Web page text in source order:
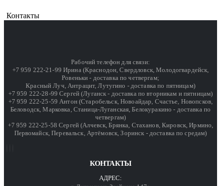
Контакты
Рабочий телефон для связи:
+7 959 222-21-99 Ирина (Краснодон, Свердловск, Молодогвардейск,
Ровеньки - доставка по четвергам;
Красный Луч, Антрацит, Лутугино - доставка по пятницам)
+7 959 222-28-99 Сергей (Луганск - доставка по вторникам и пятницам)
+7 959 222-25-59 Антон (Старобельск, Новоайдар, Счастье, Новопсков,
Беловодск, Марковка, Станица-Луганская, Белокуракино - доставка по
четвергам)
+7 959 222-25-58 Сергей (Алчевск, Брянка, Стаханов, Кировск, Ирмино,
Первомайск, Перевальск, Артёмовск, Зоринск - доставка по средам)
КОНТАКТЫ
АДРЕС: